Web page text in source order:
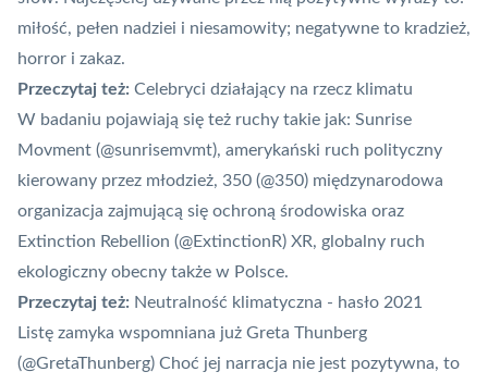
miłość, pełen nadziei i niesamowity; negatywne to kradzież,
horror i zakaz.
Przeczytaj też: Celebryci działający na rzecz klimatu
W badaniu pojawiają się też ruchy takie jak: Sunrise
Movment (@sunrisemvmt), amerykański ruch polityczny
kierowany przez młodzież, 350 (@350) międzynarodowa
organizacja zajmującą się ochroną środowiska oraz
Extinction Rebellion (@ExtinctionR) XR, globalny ruch
ekologiczny obecny także w Polsce.
Przeczytaj też: Neutralność klimatyczna - hasło 2021
Listę zamyka wspomniana już Greta Thunberg
(@GretaThunberg) Choć jej narracja nie jest pozytywna, to